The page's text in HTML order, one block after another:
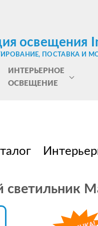
освещения
ПОСТАВКА И
ИНТЕРЬЕРНОЕ
ОСВЕЩЕНИЕ
светильник